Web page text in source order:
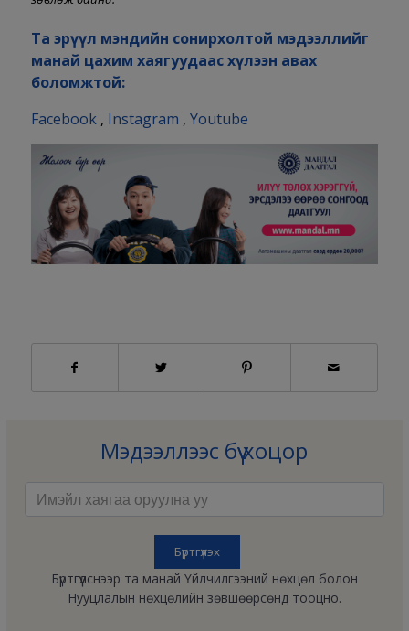
Та эрүүл мэндийн сонирхолтой мэдээллийг
манай цахим хаягуудаас хүлээн авах
боломжтой:
Facebook, Instagram , Youtube
Мэдээллээс бүү хоцор
Бүртгүүлснээр та манай Үйлчилгээний нөхцөл болон
Нууцлалын нөхцөлийн зөвшөөрсөнд тооцно.